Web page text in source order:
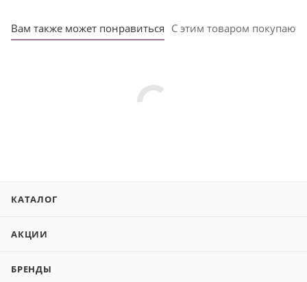
Вам также может понравиться С этим товаром покупают
КАТАЛОГ
АКЦИИ
БРЕНДЫ